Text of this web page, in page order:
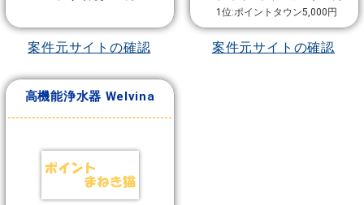
案件元サイトの確認
1位:ポイントタウン5,000円
案件元サイトの確認
高機能浄水器 Welvina